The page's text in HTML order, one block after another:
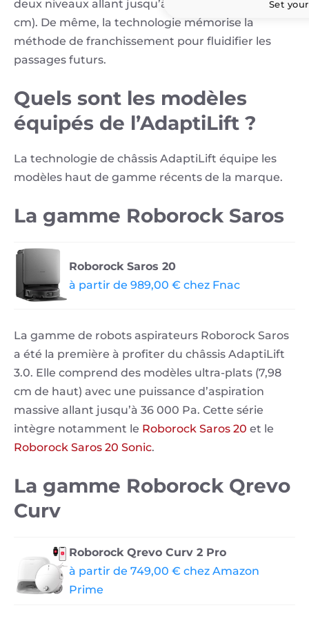
deux niveaux allant jusqu’à 8,8 cm (4,5 cm + 4,3
cm). De même, la technologie mémorise la
méthode de franchissement pour fluidifier les
passages futurs.
Quels sont les modèles
équipés de l’AdaptiLift ?
La technologie de châssis AdaptiLift équipe les
modèles haut de gamme récents de la marque.
La gamme Roborock Saros
Roborock Saros 20
à partir de 989,00 € chez Fnac
La gamme de robots aspirateurs Roborock Saros
a été la première à profiter du châssis AdaptiLift
3.0. Elle comprend des modèles ultra-plats (7,98
cm de haut) avec une puissance d’aspiration
massive allant jusqu’à 36 000 Pa. Cette série
intègre notamment le Roborock Saros 20 et le
Roborock Saros 20 Sonic.
La gamme Roborock Qrevo
Curv
Roborock Qrevo Curv 2 Pro
à partir de 749,00 € chez Amazon
Prime
Set